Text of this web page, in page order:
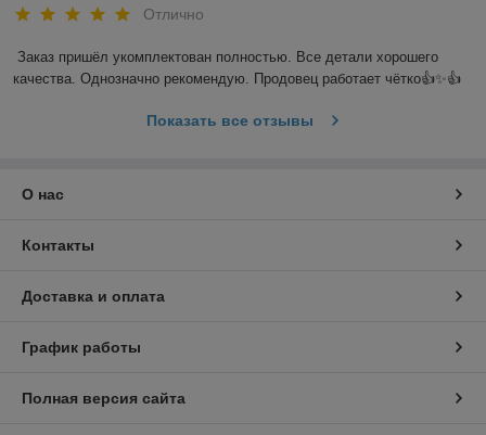
Отлично
Заказ пришёл укомплектован полностью. Все детали хорошего
качества. Однозначно рекомендую. Продовец работает чётко👍✨️👍
Показать все отзывы
О нас
Контакты
Доставка и оплата
График работы
Полная версия сайта